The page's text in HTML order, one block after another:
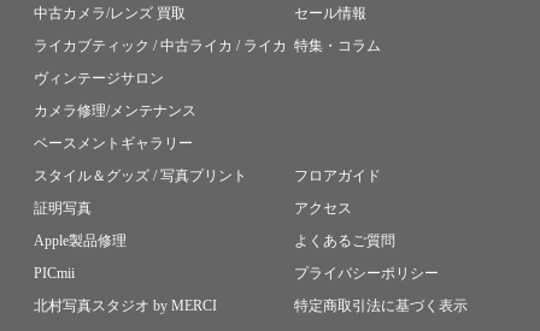
中古カメラ/レンズ 買取
ライカブティック / 中古ライカ / ライカ
ヴィンテージサロン
カメラ修理/メンテナンス
ベースメントギャラリー
スタイル＆グッズ / 写真プリント
証明写真
Apple製品修理
PICmii
北村写真スタジオ by MERCI
セール情報
特集・コラム
フロアガイド
アクセス
よくあるご質問
プライバシーポリシー
特定商取引法に基づく表示